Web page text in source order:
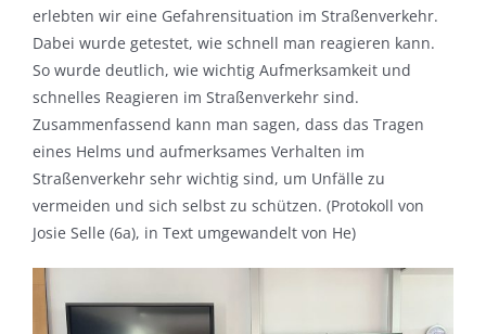
erlebten wir eine Gefahrensituation im Straßenverkehr.
Dabei wurde getestet, wie schnell man reagieren kann.
So wurde deutlich, wie wichtig Aufmerksamkeit und
schnelles Reagieren im Straßenverkehr sind.
Zusammenfassend kann man sagen, dass das Tragen
eines Helms und aufmerksames Verhalten im
Straßenverkehr sehr wichtig sind, um Unfälle zu
vermeiden und sich selbst zu schützen. (Protokoll von
Josie Selle (6a), in Text umgewandelt von He)